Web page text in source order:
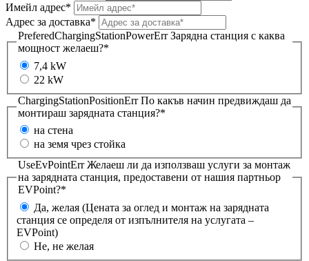
Имейл адрес*
Адрес за доставка*
PreferedChargingStationPowerErr Зарядна станция с каква
мощност желаеш?*
7,4 kW
22 kW
ChargingStationPositionErr По какъв начин предвиждаш да
монтираш зарядната станция?*
на стена
на земя чрез стойка
UseEvPointErr Желаеш ли да използваш услуги за монтаж
на зарядната станция, предоставени от нашия партньор
EVPoint?*
Да, желая (Цената за оглед и монтаж на зарядната
станция се определя от изпълнителя на услугата –
EVPoint)
Не, не желая